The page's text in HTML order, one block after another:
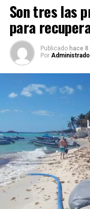
Son tres las
para
Publicado hace 8
Por